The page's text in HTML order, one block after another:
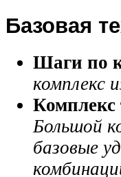
Базовая
Шаги по
комплекс
Комплекс
Большой
базовые